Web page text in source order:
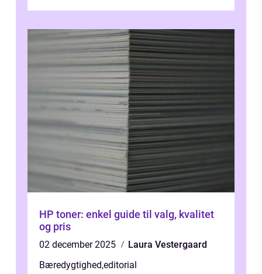
HP toner: enkel guide til valg, kvalitet
og pris
02 december 2025
Laura Vestergaard
Bæredygtighed,editorial